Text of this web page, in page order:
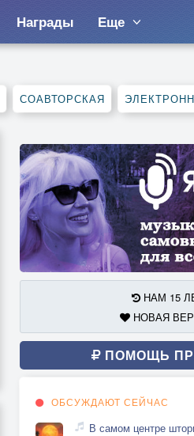
Награды Еще
СОАВТОРСКАЯ
НАМ 15
НОВАЯ
ПОМОЩЬ
ОБСУЖДАЮТ СЕЙЧАС
В самом центре